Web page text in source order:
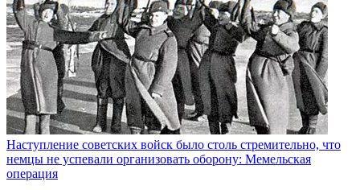
Наступление советских войск было столь стремительно, что
немцы не успевали организовать оборону: Мемельская
операция